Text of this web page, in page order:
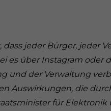
jeder Bürger, jeder
es über Instagram oder
und der Verwaltung
Auswirkungen, die
für Elektronik